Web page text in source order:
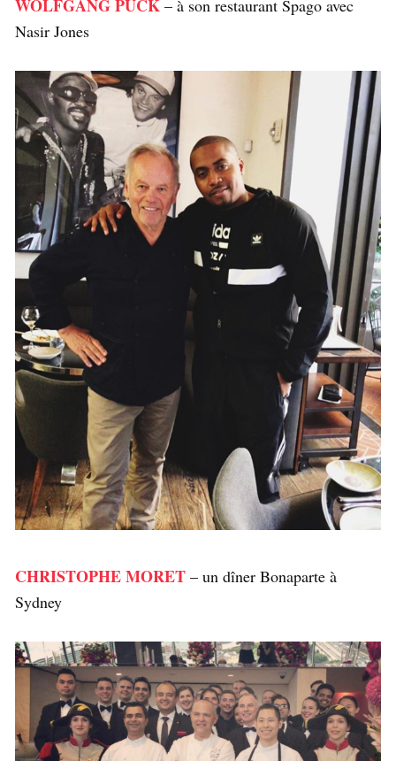
WOLFGANG PUCK – à son restaurant Spago avec
Nasir Jones
CHRISTOPHE MORET – un dîner Bonaparte à
Sydney